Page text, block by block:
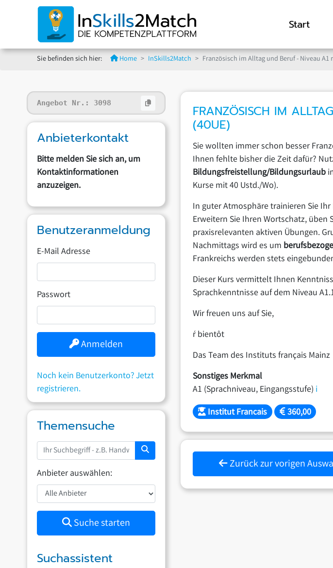
Start
Sie befinden sich hier: Home InSkills2Match Französisch im Alltag und Beruf - Niveau A1
Angebot Nr.: 3098
Anbieterkontakt
Bitte melden Sie sich an, um
Kontaktinformationen
anzuzeigen.
Benutzeranmeldung
E-Mail Adresse
Passwort
Anmelden
Noch kein Benutzerkonto? Jetzt
registrieren.
Themensuche
Anbieter auswählen:
Suche starten
Suchassistent
FRANZÖSISCH IM
(40UE)
Sie wollten immer schon besser
Ihnen fehlte bisher die Zeit dafür?
Bildungsfreistellung/Bildungsurlaub
Kurse mit 40 Ustd./Wo).
In guter Atmosphäre trainieren Sie
Erweitern Sie Ihren Wortschatz,
praxisrelevanten aktiven Übungen.
Nachmittags wird es um
Frankreichs werden stets
Dieser Kurs vermittelt Ihnen
Sprachkenntnisse auf dem Niveau
Wir freuen uns auf Sie,
ŕ bientôt
Das Team des Instituts français Mainz
Sonstiges Merkmal
A1 (Sprachniveau, Eingangsstufe) i
Institut Francais
360,00
Zurück zur vorigen